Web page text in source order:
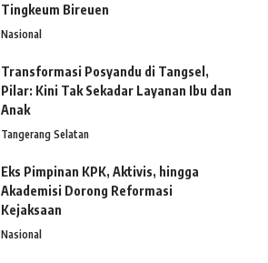
Tingkeum Bireuen
Nasional
Transformasi Posyandu di Tangsel,
Pilar: Kini Tak Sekadar Layanan Ibu dan
Anak
Tangerang Selatan
Eks Pimpinan KPK, Aktivis, hingga
Akademisi Dorong Reformasi
Kejaksaan
Nasional